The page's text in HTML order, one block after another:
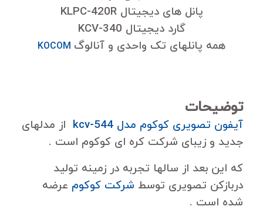
پانل های دیجیتال KLPC-420R
گارد دیجیتال KCV-340
همه پانلهای تک واحدی و آنالوگ
توضیحات
آیفون تصویری کوکوم مدل kcv-544
از مدلهای
جدید و زیبای شرکت کره ای کوکوم است .
که این بعد از سالها تجربه در زمینه تولید
دربازکن تصویری توسط شرکت کوکوم عرضه
شده است .